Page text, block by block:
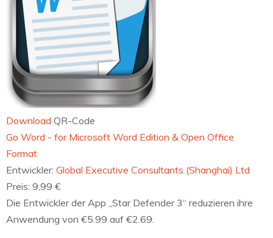
Download QR-Code
‎Go Word - for Microsoft Word Edition & Open Office
Format
Entwickler: Global Executive Consultants (Shanghai) Ltd
Preis: 9,99 €
Die Entwickler der App „Star Defender 3“ reduzieren ihre
Anwendung von €5.99 auf €2.69.